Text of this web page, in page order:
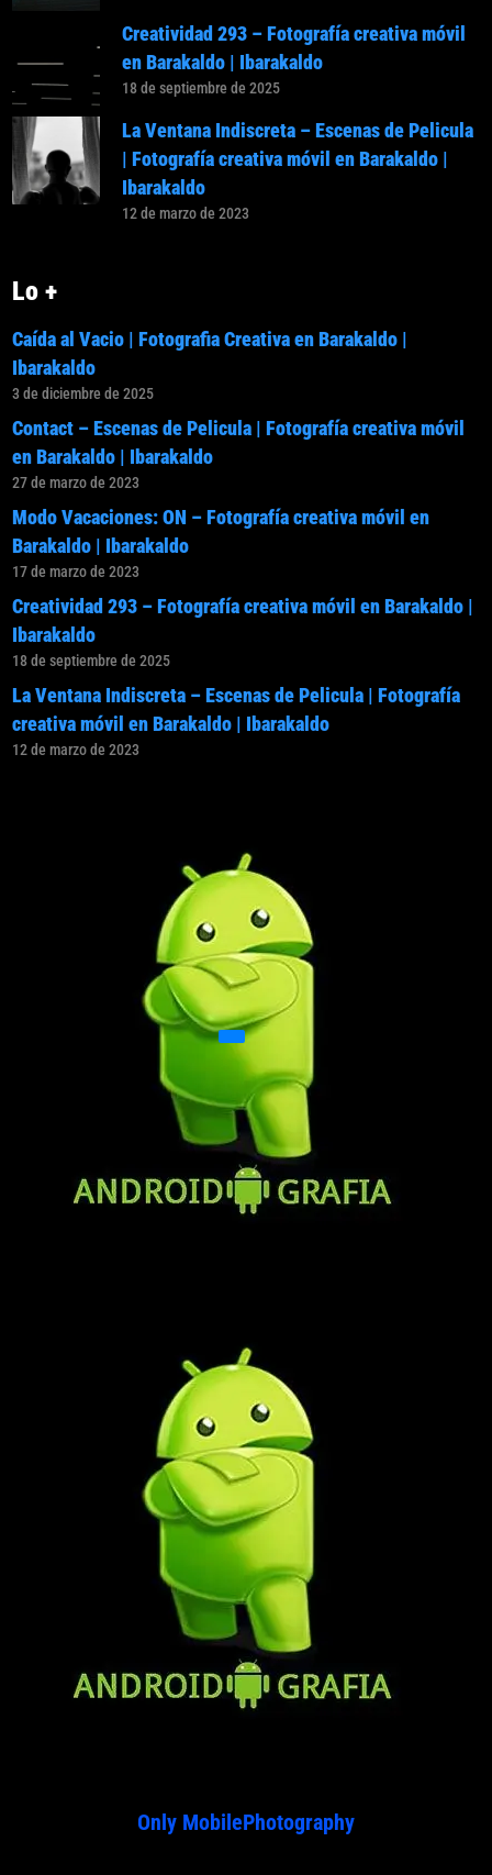
Creatividad 293 – Fotografía creativa móvil
en Barakaldo | Ibarakaldo
18 de septiembre de 2025
La Ventana Indiscreta – Escenas de Pelicula
| Fotografía creativa móvil en Barakaldo |
Ibarakaldo
12 de marzo de 2023
Lo +
Caída al Vacio | Fotografia Creativa en Barakaldo |
Ibarakaldo
3 de diciembre de 2025
Contact – Escenas de Pelicula | Fotografía creativa móvil
en Barakaldo | Ibarakaldo
27 de marzo de 2023
Modo Vacaciones: ON – Fotografía creativa móvil en
Barakaldo | Ibarakaldo
17 de marzo de 2023
Creatividad 293 – Fotografía creativa móvil en Barakaldo |
Ibarakaldo
18 de septiembre de 2025
La Ventana Indiscreta – Escenas de Pelicula | Fotografía
creativa móvil en Barakaldo | Ibarakaldo
12 de marzo de 2023
Only MobilePhotography